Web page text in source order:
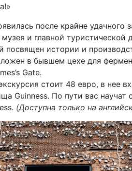
после крайне удачного
музея и главной
посвящен истории и
в бывшем цехе для
Gate.
стоит 48 евро, в нее
Guinness. По пути вас научат
(Доступна только на